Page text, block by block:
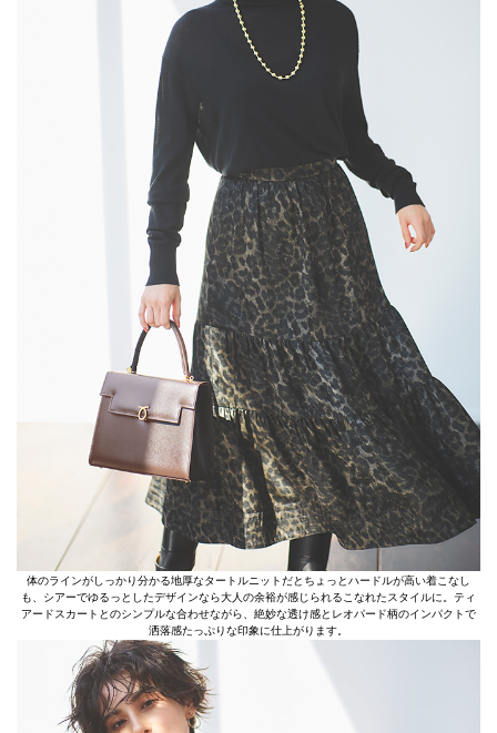
体のラインがしっかり分かる地厚なタートルニットだとちょっとハードルが高い着こなし
も、シアーでゆるっとしたデザインなら大人の余裕が感じられるこなれたスタイルに。ティ
アードスカートとのシンプルな合わせながら、絶妙な透け感とレオパード柄のインパクトで
洒落感たっぷりな印象に仕上がります。